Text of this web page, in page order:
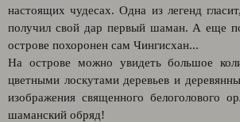
настоящих чудесах. Одна из легенд
получил свой дар первый шаман. А еще
острове похоронен сам Чингисхан...
На острове можно увидеть большое
цветными лоскутами деревьев и
изображения священного белоголового
шаманский обряд!